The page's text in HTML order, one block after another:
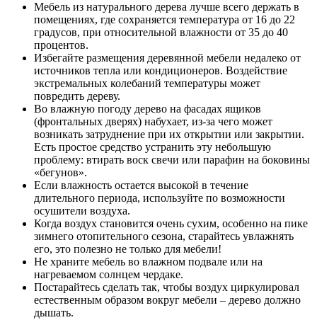
Мебель из натурального дерева лучше всего держать в
помещениях, где сохраняется температура от 16 до 22
градусов, при относительной влажности от 35 до 40
процентов.
Избегайте размещения деревянной мебели недалеко от
источников тепла или кондиционеров. Воздействие
экстремальных колебаний температуры может
повредить дереву.
Во влажную погоду дерево на фасадах ящиков
(фронтальных дверях) набухает, из-за чего может
возникать затруднение при их открытии или закрытии.
Есть простое средство устранить эту небольшую
проблему: втирать воск свечи или парафин на боковины
«бегунов».
Если влажность остается высокой в течение
длительного периода, используйте по возможности
осушители воздуха.
Когда воздух становится очень сухим, особенно на пике
зимнего отопительного сезона, старайтесь увлажнять
его, это полезно не только для мебели!
Не храните мебель во влажном подвале или на
нагреваемом солнцем чердаке.
Постарайтесь сделать так, чтобы воздух циркулировал
естественным образом вокруг мебели – дерево должно
дышать.